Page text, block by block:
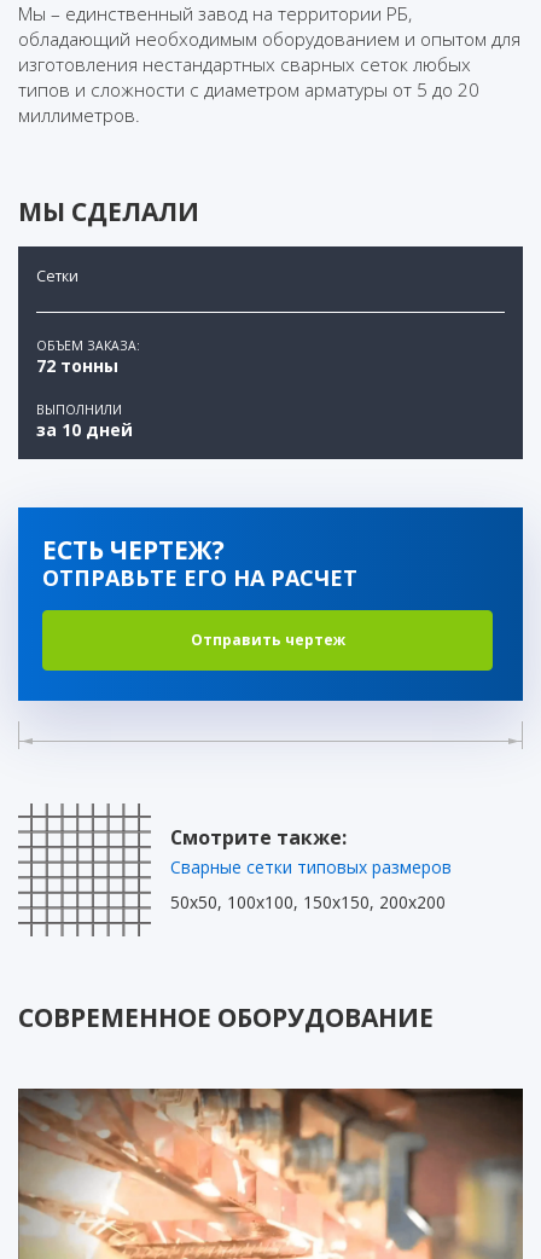
Мы – единственный завод на территории РБ,
обладающий необходимым оборудованием и опытом для
изготовления нестандартных сварных сеток любых
типов и сложности с диаметром арматуры от 5 до 20
миллиметров.
МЫ СДЕЛАЛИ
Cетки
ОБЪЕМ ЗАКАЗА:
72 тонны
ВЫПОЛНИЛИ
за 10 дней
ЕСТЬ ЧЕРТЕЖ?
ОТПРАВЬТЕ ЕГО НА РАСЧЕТ
Отправить чертеж
Смотрите также:
Сварные сетки типовых размеров
50х50, 100х100, 150х150, 200х200
СОВРЕМЕННОЕ ОБОРУДОВАНИЕ